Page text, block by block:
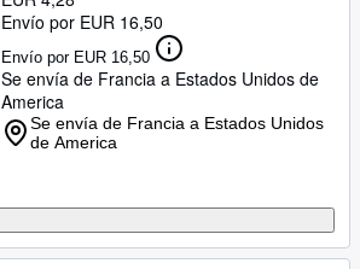
Envío por EUR 16,50
Envío por EUR 16,50
Se envía de Francia a Estados Unidos de
America
Se envía de Francia a Estados Unidos
de America